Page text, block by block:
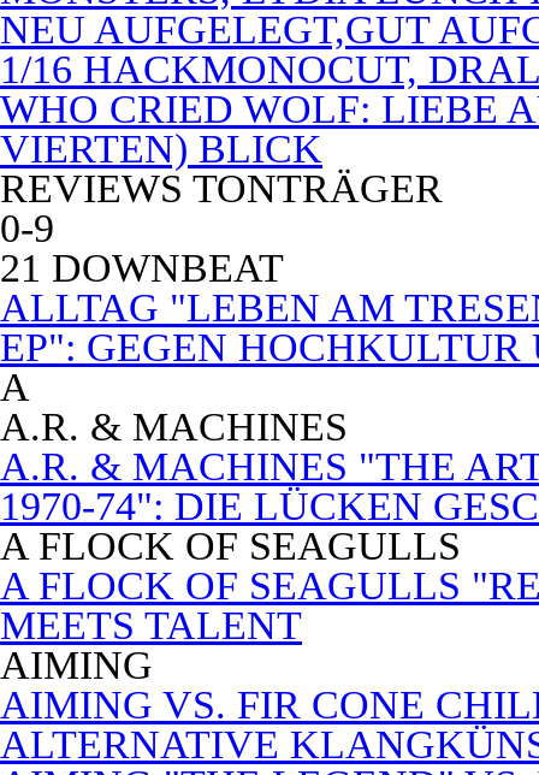
NEU AUFGELEGT,GUT
1/16 HACKMONOCUT,
WHO CRIED WOLF: LIEBE
VIERTEN) BLICK
REVIEWS TONTRÄGER
0-9
21 DOWNBEAT
ALLTAG "LEBEN AM
EP": GEGEN
A
A.R. & MACHINES
A.R. & MACHINES "THE
1970-74": DIE LÜCKEN
A FLOCK OF SEAGULLS
A FLOCK OF SEAGULLS
MEETS TALENT
AIMING
AIMING VS. FIR CONE
ALTERNATIVE